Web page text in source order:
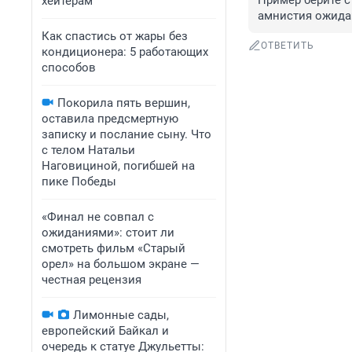
Как спастись от жары без
кондиционера: 5 работающих
способов
Покорила пять вершин,
оставила предсмертную
записку и послание сыну. Что
с телом Натальи
Наговициной, погибшей на
пике Победы
«Финал не совпал с
ожиданиями»: стоит ли
смотреть фильм «Старый
орел» на большом экране —
честная рецензия
Лимонные сады,
европейский Байкал и
очередь к статуе Джульетты:
амнистия
ОТВЕТИТЬ